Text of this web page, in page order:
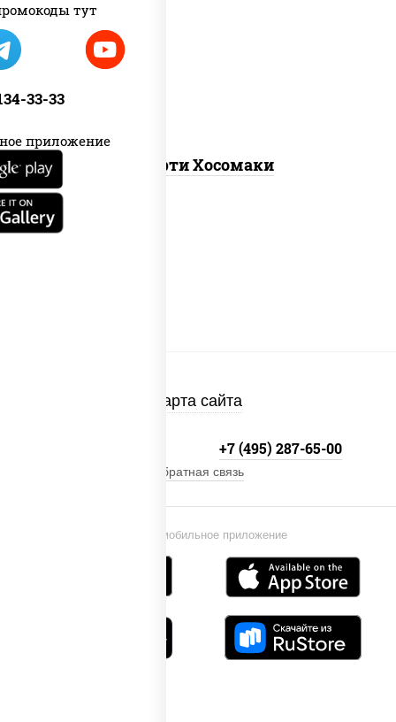
тут
33-33
приложение
Ассорти Хосомаки
Карта сайта
Установи мобильное приложение
+7 (495) 287-65-00
Обратная связь